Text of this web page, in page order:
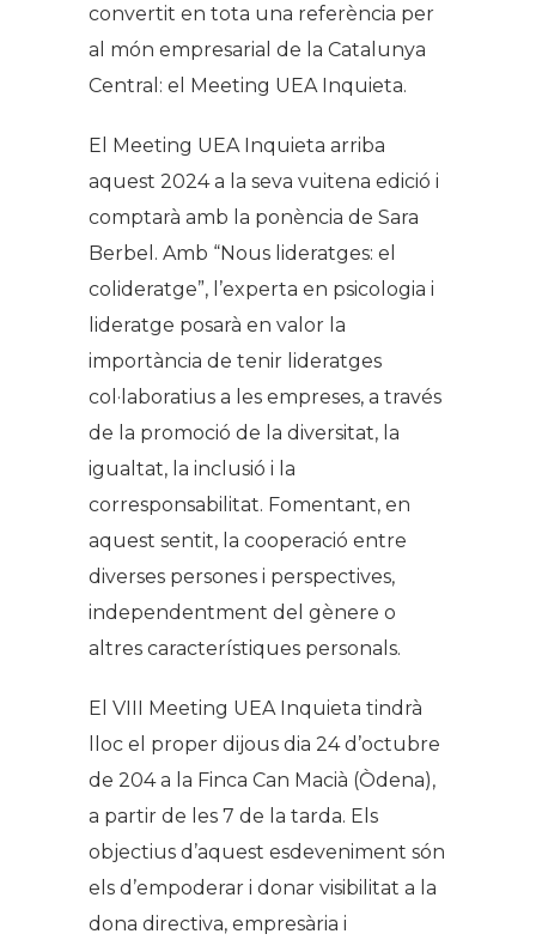
convertit en tota una referència per
al món empresarial de la Catalunya
Central: el Meeting UEA Inquieta.
El Meeting UEA Inquieta arriba
aquest 2024 a la seva vuitena edició i
comptarà amb la ponència de Sara
Berbel. Amb “Nous lideratges: el
colideratge”, l’experta en psicologia i
lideratge posarà en valor la
importància de tenir lideratges
col·laboratius a les empreses, a través
de la promoció de la diversitat, la
igualtat, la inclusió i la
corresponsabilitat. Fomentant, en
aquest sentit, la cooperació entre
diverses persones i perspectives,
independentment del gènere o
altres característiques personals.
El VIII Meeting UEA Inquieta tindrà
lloc el proper dijous dia 24 d’octubre
de 204 a la Finca Can Macià (Òdena),
a partir de les 7 de la tarda. Els
objectius d’aquest esdeveniment són
els d’empoderar i donar visibilitat a la
dona directiva, empresària i